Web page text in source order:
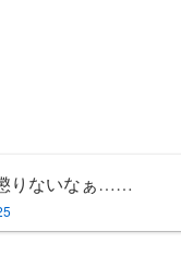
りないなぁ……